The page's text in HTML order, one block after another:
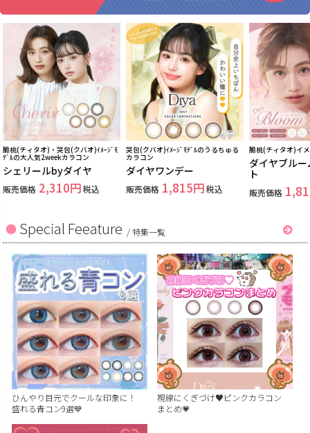
脆桃(チィタオ)・哭包(クバオ)ｲﾒｰｼﾞﾓ
ﾃﾞﾙの大人気2weekカラコン
シェリールbyダイヤ
販売価格 2,310 税込
哭包(クバオ)ｲﾒｰｼﾞﾓﾃﾞﾙのうるちゅる
カラコン
ダイヤワンデー
販売価格 1,815 税込
脆桃(チィタオ)イ
ダイヤブル
ト
販売価格
Special Feeature /特集一覧
ひんやり目元でクールな印象に！
盛れる青コン9選💙
視線にくぎづけ♥ピンクカラコン
まとめ💗